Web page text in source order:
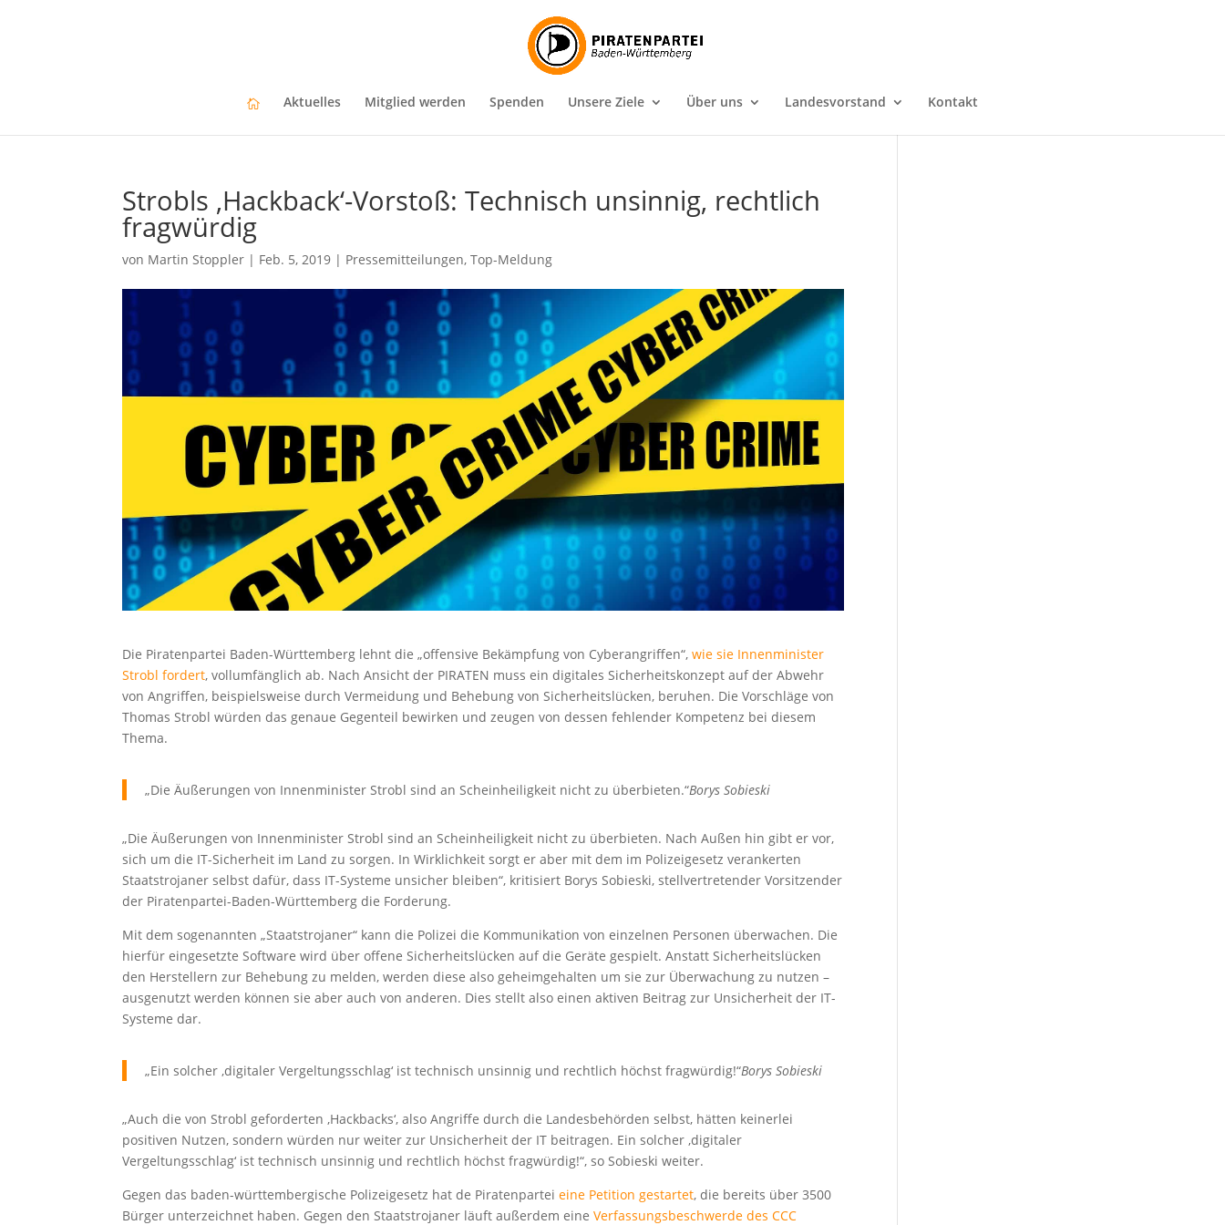
Aktuelles Mitglied werden Spenden Unsere Ziele Über uns Landesvorstand Kontakt
Strobls ‚Hackback‘-Vorstoß: Technisch unsinnig, rechtlich
fragwürdig
von Martin Stoppler | Feb. 5, 2019 | Pressemitteilungen,Top-Meldung
Die Piratenpartei Baden-Württemberg lehnt die „offensive Bekämpfung von Cyberangriffen“,wie sie Innenminister
Strobl fordert, vollumfänglich ab. Nach Ansicht der PIRATEN muss ein digitales Sicherheitskonzept auf der Abwehr
von Angriffen, beispielsweise durch Vermeidung und Behebung von Sicherheitslücken, beruhen. Die Vorschläge von
Thomas Strobl würden das genaue Gegenteil bewirken und zeugen von dessen fehlender Kompetenz bei diesem
Thema.
„Die Äußerungen von Innenminister Strobl sind an Scheinheiligkeit nicht zu überbieten.“Borys Sobieski
„Die Äußerungen von Innenminister Strobl sind an Scheinheiligkeit nicht zu überbieten. Nach Außen hin gibt er vor,
sich um die IT-Sicherheit im Land zu sorgen. In Wirklichkeit sorgt er aber mit dem im Polizeigesetz verankerten
Staatstrojaner selbst dafür, dass IT-Systeme unsicher bleiben“, kritisiert Borys Sobieski, stellvertretender Vorsitzender
der Piratenpartei-Baden-Württemberg die Forderung.
Mit dem sogenannten „Staatstrojaner“ kann die Polizei die Kommunikation von einzelnen Personen überwachen. Die
hierfür eingesetzte Software wird über offene Sicherheitslücken auf die Geräte gespielt. Anstatt Sicherheitslücken
den Herstellern zur Behebung zu melden, werden diese also geheimgehalten um sie zur Überwachung zu nutzen –
ausgenutzt werden können sie aber auch von anderen. Dies stellt also einen aktiven Beitrag zur Unsicherheit der IT-
Systeme dar.
„Ein solcher ‚digitaler Vergeltungsschlag‘ ist technisch unsinnig und rechtlich höchst fragwürdig!“Borys Sobieski
„Auch die von Strobl geforderten ‚Hackbacks‘, also Angriffe durch die Landesbehörden selbst, hätten keinerlei
positiven Nutzen, sondern würden nur weiter zur Unsicherheit der IT beitragen. Ein solcher ‚digitaler
Vergeltungsschlag‘ ist technisch unsinnig und rechtlich höchst fragwürdig!“, so Sobieski weiter.
Gegen das baden-württembergische Polizeigesetz hat de Piratenparteieine Petition gestartet, die bereits über 3500
Bürger unterzeichnet haben. Gegen den Staatstrojaner läuft außerdem eineVerfassungsbeschwerde des CCC